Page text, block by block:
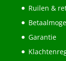
Ruilen &
Garantie